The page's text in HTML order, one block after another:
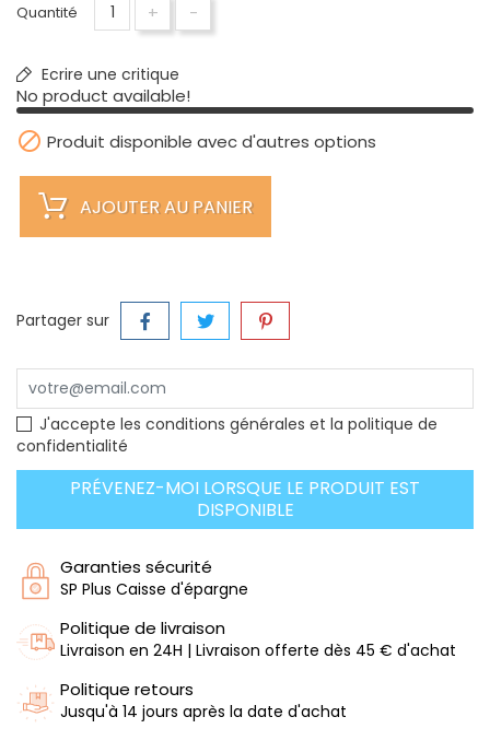
Quantité + -
Ecrire une critique
No product available!
 Produit disponible avec d'autres options
AJOUTER AU PANIER
Partager sur
J'accepte les conditions générales et la politique de
confidentialité
PRÉVENEZ-MOI LORSQUE LE PRODUIT EST
DISPONIBLE
Garanties sécurité
SP Plus Caisse d'épargne
Politique de livraison
Livraison en 24H | Livraison offerte dès 45 € d'achat
Politique retours
Jusqu'à 14 jours après la date d'achat